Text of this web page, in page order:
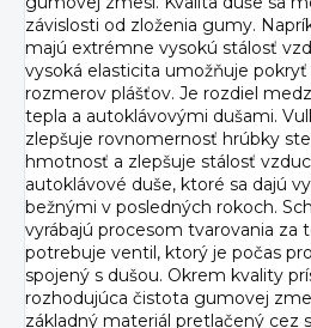
závislosti od zloženia gumy.
majú extrémne vysokú stálosť
vysoká elasticita umožňuje
rozmerov plášťov. Je rozdiel
tepla a autoklávovými dušami.
zlepšuje rovnomernosť hrúbky
hmotnosť a zlepšuje stálosť
autoklávové duše, ktoré sa dajú
bežnými v posledných rokoch.
vyrábajú procesom tvarovania za
potrebuje ventil, ktorý je počas
spojený s dušou. Okrem kvality
rozhodujúca čistota gumovej
základný materiál pretlačený cez